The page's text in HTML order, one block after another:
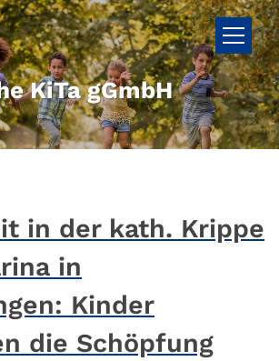
KiTa gGmbH
in der kath. Krippe
in
Kinder
die Schöpfung